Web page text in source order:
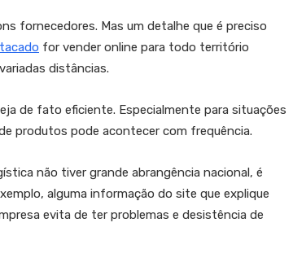
fornecedores. Mas um detalhe que é preciso
for vender online para todo território
distâncias.
de fato eficiente. Especialmente para situações
produtos pode acontecer com frequência.
não tiver grande abrangência nacional, é
alguma informação do site que explique
evita de ter problemas e desistência de